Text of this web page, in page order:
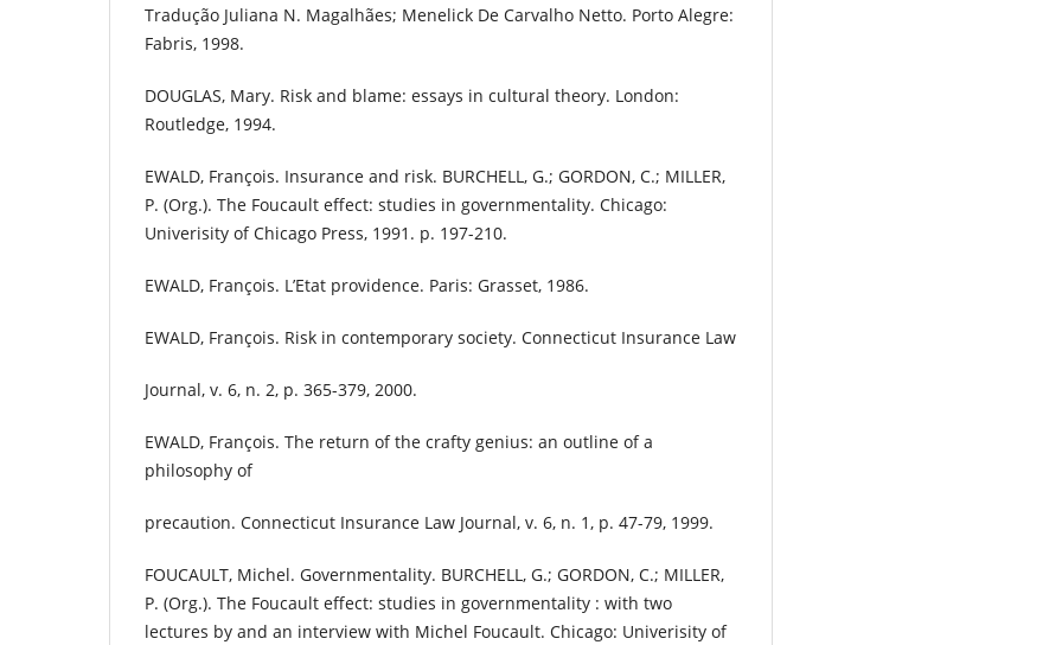
Tradução Juliana N. Magalhães; Menelick De Carvalho Netto. Porto Alegre:
Fabris, 1998.
DOUGLAS, Mary. Risk and blame: essays in cultural theory. London:
Routledge, 1994.
EWALD, François. Insurance and risk. BURCHELL, G.; GORDON, C.; MILLER,
P. (Org.). The Foucault effect: studies in governmentality. Chicago:
Univerisity of Chicago Press, 1991. p. 197-210.
EWALD, François. L’Etat providence. Paris: Grasset, 1986.
EWALD, François. Risk in contemporary society. Connecticut Insurance Law
Journal, v. 6, n. 2, p. 365-379, 2000.
EWALD, François. The return of the crafty genius: an outline of a
philosophy of
precaution. Connecticut Insurance Law Journal, v. 6, n. 1, p. 47-79, 1999.
FOUCAULT, Michel. Governmentality. BURCHELL, G.; GORDON, C.; MILLER,
P. (Org.). The Foucault effect: studies in governmentality : with two
lectures by and an interview with Michel Foucault. Chicago: Univerisity of